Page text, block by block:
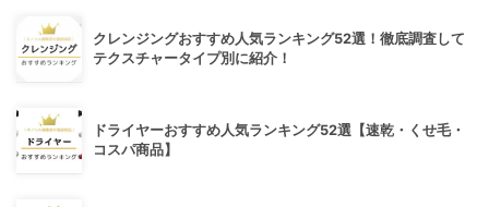
クレンジングおすすめ人気ランキング52選！徹底調査して
テクスチャータイプ別に紹介！
ドライヤーおすすめ人気ランキング52選【速乾・くせ毛・
コスパ商品】